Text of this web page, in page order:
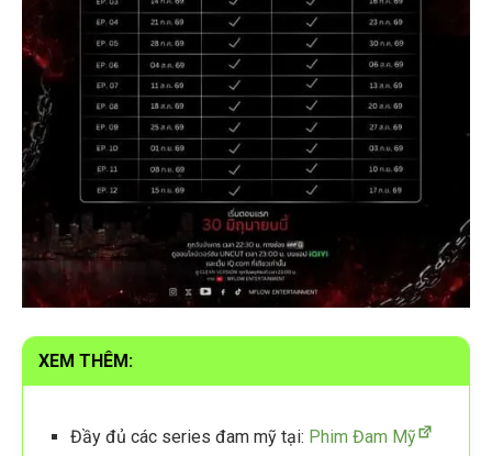
XEM THÊM:
Đầy đủ các series đam mỹ tại: Phim Đam Mỹ